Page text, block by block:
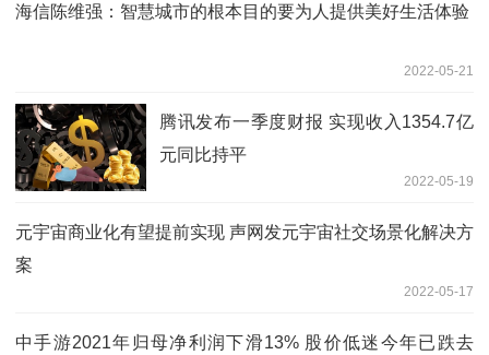
海信陈维强：智慧城市的根本目的要为人提供美好生活体验
2022-05-21
腾讯发布一季度财报 实现收入1354.7亿
元同比持平
2022-05-19
元宇宙商业化有望提前实现 声网发元宇宙社交场景化解决方
案
2022-05-17
中手游2021年归母净利润下滑13% 股价低迷今年已跌去